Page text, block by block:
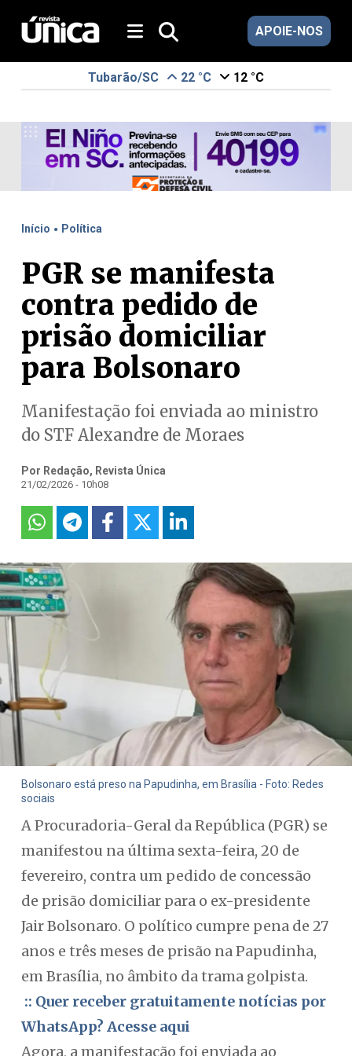
APOIE-NOS
Tubarão/SC 22 °C 12 °C
Início . Política
PGR se manifesta
contra pedido de
prisão domiciliar
para Bolsonaro
Manifestação foi enviada ao ministro
do STF Alexandre de Moraes
Por Redação, Revista Única
21/02/2026 - 10h08
Bolsonaro está preso na Papudinha, em Brasília - Foto: Redes
sociais
A Procuradoria-Geral da República (PGR) se
manifestou na última sexta-feira, 20 de
fevereiro, contra um pedido de concessão
de prisão domiciliar para o ex-presidente
Jair Bolsonaro. O político cumpre pena de 27
anos e três meses de prisão na Papudinha,
em Brasília, no âmbito da trama golpista.
:: Quer receber gratuitamente notícias por
WhatsApp? Acesse aqui
Agora, a manifestação foi enviada ao